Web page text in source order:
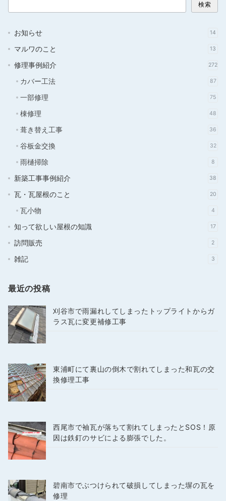
検索
お知らせ 14
マルワのこと 13
修理事例紹介 272
カバー工法 87
一部修理 75
棟修理 48
葺き替え工事 36
谷板金交換 32
雨樋掃除 8
新築工事事例紹介 38
瓦・瓦屋根のこと 20
瓦小物 4
知って欲しい屋根の知識 17
訪問販売 2
雑記 3
最近の投稿
刈谷市で雨漏れしてしまったトップライトからガ
ラス瓦に変更補修工事
東浦町にて裏山の倒木で割れてしまった和瓦の交
換修理工事
西尾市で袖瓦が落ちて割れてしまったとSOS！原
因は鉄釘のサビによる膨張でした。
碧南市でぶつけられて破損してしまった塀の瓦を
修理